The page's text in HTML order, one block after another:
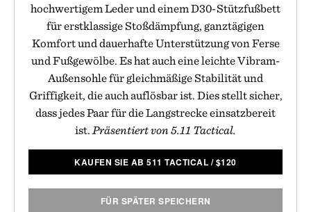
hochwertigem Leder und einem D30-Stützfußbett
für erstklassige Stoßdämpfung, ganztägigen
Komfort und dauerhafte Unterstützung von Ferse
und Fußgewölbe. Es hat auch eine leichte Vibram-
Außensohle für gleichmäßige Stabilität und
Griffigkeit, die auch auflösbar ist. Dies stellt sicher,
dass jedes Paar für die Langstrecke einsatzbereit
ist. Präsentiert von 5.11 Tactical.
KAUFEN SIE AB 511 TACTICAL /$120
FÜR SPÄTER SPEICHERN